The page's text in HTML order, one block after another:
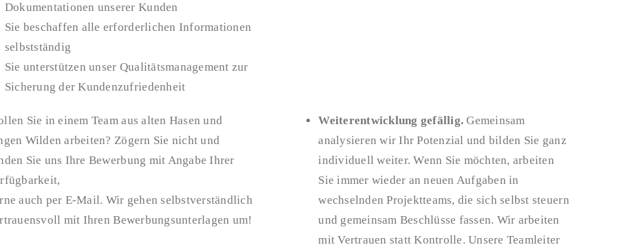
Dokumentationen unserer Kunden
Sie beschaffen alle erforderlichen Informationen
selbstständig
Sie unterstützen unser Qualitätsmanagement zur
Sicherung der Kundenzufriedenheit
Sie in einem Team aus alten Hasen und
Wilden arbeiten? Zögern Sie nicht und
Sie uns Ihre Bewerbung mit Angabe Ihrer
auch per E-Mail. Wir gehen selbstverständlich
mit Ihren Bewerbungsunterlagen um!
Weiterentwicklung gefällig. Gemeinsam
analysieren wir Ihr Potenzial und bilden Sie ganz
individuell weiter. Wenn Sie möchten, arbeiten
Sie immer wieder an neuen Aufgaben in
wechselnden Projektteams, die sich selbst steuern
und gemeinsam Beschlüsse fassen. Wir arbeiten
mit Vertrauen statt Kontrolle. Unsere Teamleiter